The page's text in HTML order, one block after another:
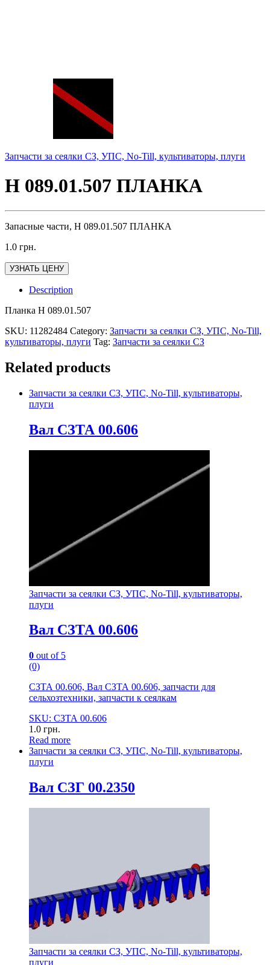
Запчасти за сеялки СЗ, УПС, No-Till, культиваторы, плуги
Н 089.01.507 ПЛАНКА
Запасные части, Н 089.01.507 ПЛАНКА
1.0 грн.
УЗНАТЬ ЦЕНУ
Description
Планка Н 089.01.507
SKU: 11282484 Category: Запчасти за сеялки СЗ, УПС, No-Till,
культиваторы, плуги Tag: Запчасти за сеялки СЗ
Related products
Запчасти за сеялки СЗ, УПС, No-Till, культиваторы,
плуги
Вал СЗТА 00.606
Запчасти за сеялки СЗ, УПС, No-Till, культиваторы,
плуги
Вал СЗТА 00.606
0 out of 5
(0)
СЗТА 00.606, Вал СЗТА 00.606, запчасти для
сельхозтехники, запчасти к сеялкам
SKU: СЗТА 00.606
1.0 грн.
Read more
Запчасти за сеялки СЗ, УПС, No-Till, культиваторы,
плуги
Вал СЗГ 00.2350
Запчасти за сеялки СЗ, УПС, No-Till, культиваторы,
плуги